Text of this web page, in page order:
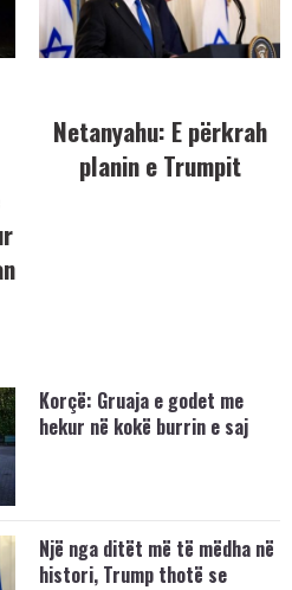
Netanyahu: E përkrah
planin e Trumpit
Korçë: Gruaja e godet me
hekur në kokë burrin e saj
Një nga ditët më të mëdha në
histori, Trump thotë se